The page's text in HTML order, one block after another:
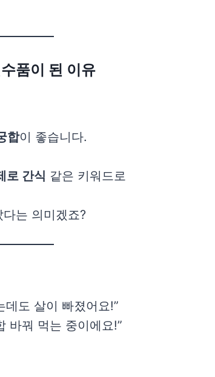
품이 된 이유
합이 좋습니다.
로 간식 같은 키워드로
는 의미겠죠?
데도 살이 빠졌어요!”
바꿔 먹는 중이에요!”